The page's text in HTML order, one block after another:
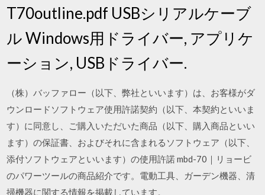
T70outline.pdf USBシリアルケーブ
ル Windows用ドライバー, アプリケ
ーション, USBドライバー.
（株）バッファロー（以下、弊社といいます）は、お客様がダ
ウンロードソフトウェア使用許諾契約（以下、本契約といいま
す）に同意し、ご購入いただいた商品（以下、購入商品といい
ます）の保証書、およびそれに含まれるソフトウェア（以下、
添付ソフトウェアといいます）の使用許諾 mbd-70｜リョービ
のパワーツールの商品紹介です。電動工具、ガーデン機器、清
掃機器に関する情報を掲載しています。